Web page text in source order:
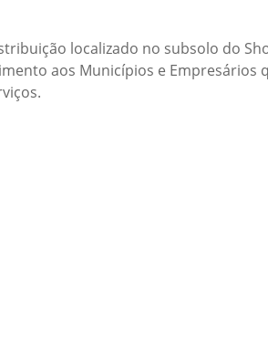
localizado no subsolo do
aos Municípios e